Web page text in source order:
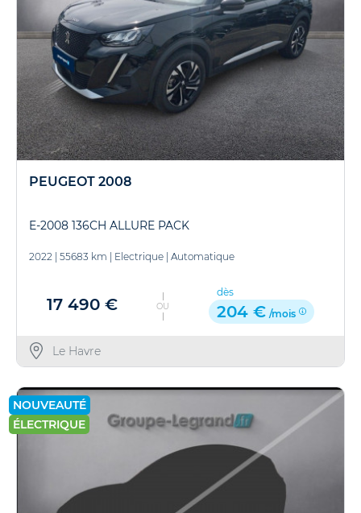
PEUGEOT 2008
E-2008 136CH ALLURE PACK
2022 55683 km Electrique Automatique
17 490 € OU
dès
204 € /mois
Le Havre
NOUVEAUTÉ
ÉLECTRIQUE